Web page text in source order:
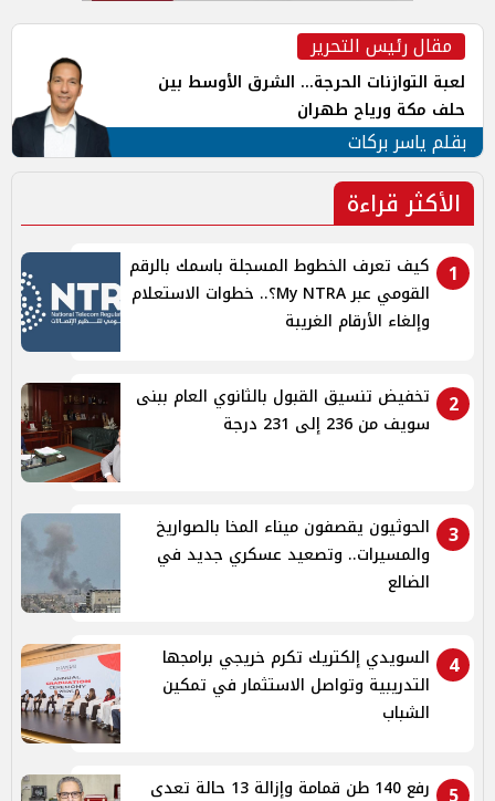
مقال رئيس التحرير
لعبة التوازنات الحرجة... الشرق الأوسط بين
حلف مكة ورياح طهران
بقلم ياسر بركات
الأكثر قراءة
1
كيف تعرف الخطوط المسجلة باسمك بالرقم
القومي عبر My NTRA؟.. خطوات الاستعلام
وإلغاء الأرقام الغريبة
2
تخفيض تنسيق القبول بالثانوي العام ببنى
سويف من 236 إلى 231 درجة
3
الحوثيون يقصفون ميناء المخا بالصواريخ
والمسيرات.. وتصعيد عسكري جديد في
الضالع
4
السويدي إلكتريك تكرم خريجي برامجها
التدريبية وتواصل الاستثمار في تمكين
الشباب
رفع 140 طن قمامة وإزالة 13 حالة تعدى